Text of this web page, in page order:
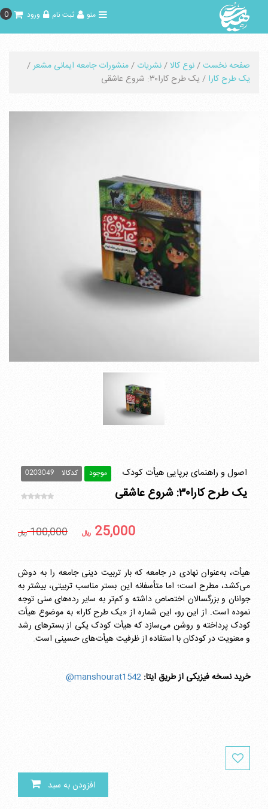
0 ورود ثبت نام منو
صفحه نخست/نوع کالا/نشریات /منشورات جامعه ایمانی مشعر/
یک طرح کارا / یک طرح کارا۳۰: شروع عاشقی
اصول و راهنمای برپایی هیأت کودک
یک طرح کارا۳۰: شروع عاشقی
موجود کدکالا 0203049
25,000 ريال 100,000 ريال
هیأت، به‌عنوان نهادی در جامعه که بار تربیت دینی جامعه را به دوش
می‌کشد، مطرح است؛ اما متأسفانه این بستر مناسب تربیتی، بیشتر به
جوانان و بزرگسالان اختصاص داشته و کم‌تر به سایر رده‌های سنی توجه
نموده است. از این رو، این شماره از «یک طرح کارا» به موضوع هیأت
کودک پرداخته و روشن می‌‌سازد که هیأت کودک یکی از بسترهای رشد
و معنویت در کودکان با استفاده از ظرفیت هیأت­‌های حسینی است.
خرید نسخه فیزیکی از طریق ایتا: manshourat1542@
افزودن به سبد